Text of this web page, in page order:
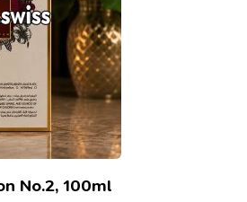
No.2, 100ml